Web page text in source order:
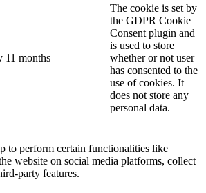
11 months
The cookie is set by
the GDPR Cookie
Consent plugin and
is used to store
whether or not user
has consented to the
use of cookies. It
does not store any
personal data.
to perform certain functionalities like
website on social media platforms, collect
party features.